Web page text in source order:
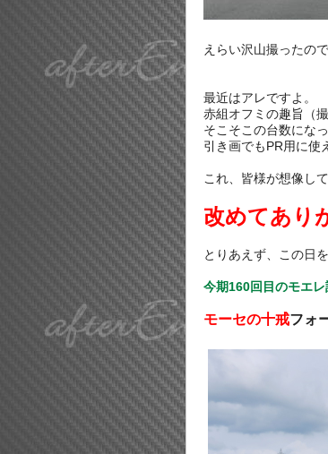
えらい沢山撮ったの
最近はアレですよ。
赤組オフミの趣旨（
そこそこの台数にな
引き画でもPR用に使
これ、皆様が想像し
改めてあり
とりあえず、この日
今期160回目のモエレ
モーセの十戒フォ